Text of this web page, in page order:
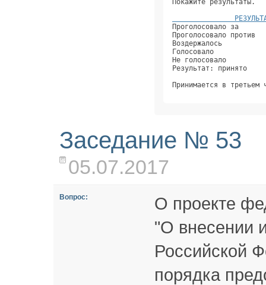
Не
Заседание № 53
05.07.2017
Вопрос:
О проекте
"О внесении
Российской
порядка